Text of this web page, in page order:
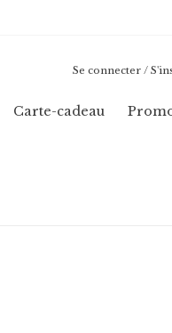
Carte-cadeau
Se connecter /